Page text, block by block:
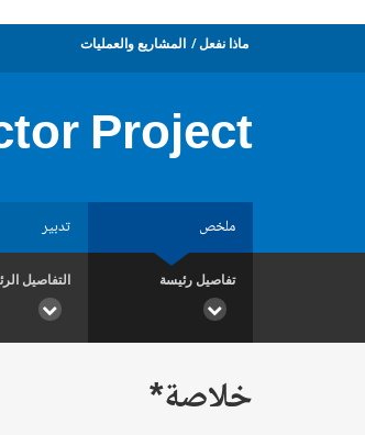
ماذا نفعل المشاريع والعمليات
Project
ملخص تدبير
تفاصيل رئيسة التفاصيل
خلاصة*